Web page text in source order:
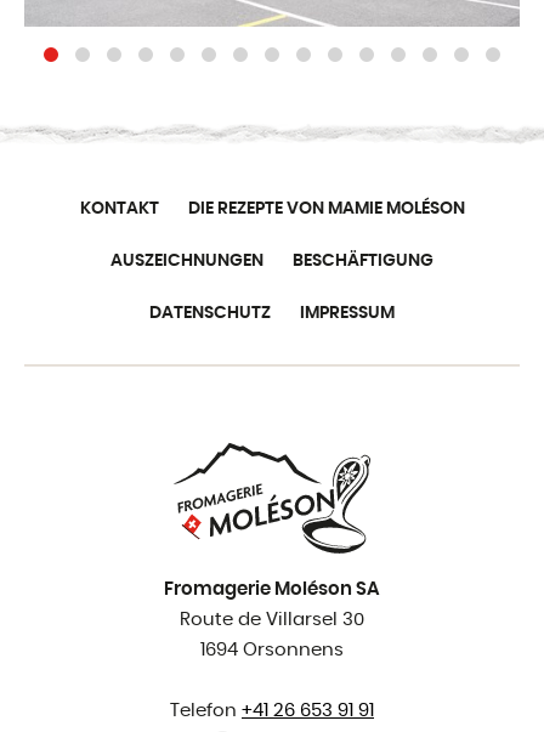
Fromagerie Moléson SA
Route de Villarsel 30
1694 Orsonnens
Telefon +41 26 653 91 91
KONTAKT DIE REZEPTE VON MAMIE MOLÉSON
AUSZEICHNUNGEN BESCHÄFTIGUNG
DATENSCHUTZ IMPRESSUM